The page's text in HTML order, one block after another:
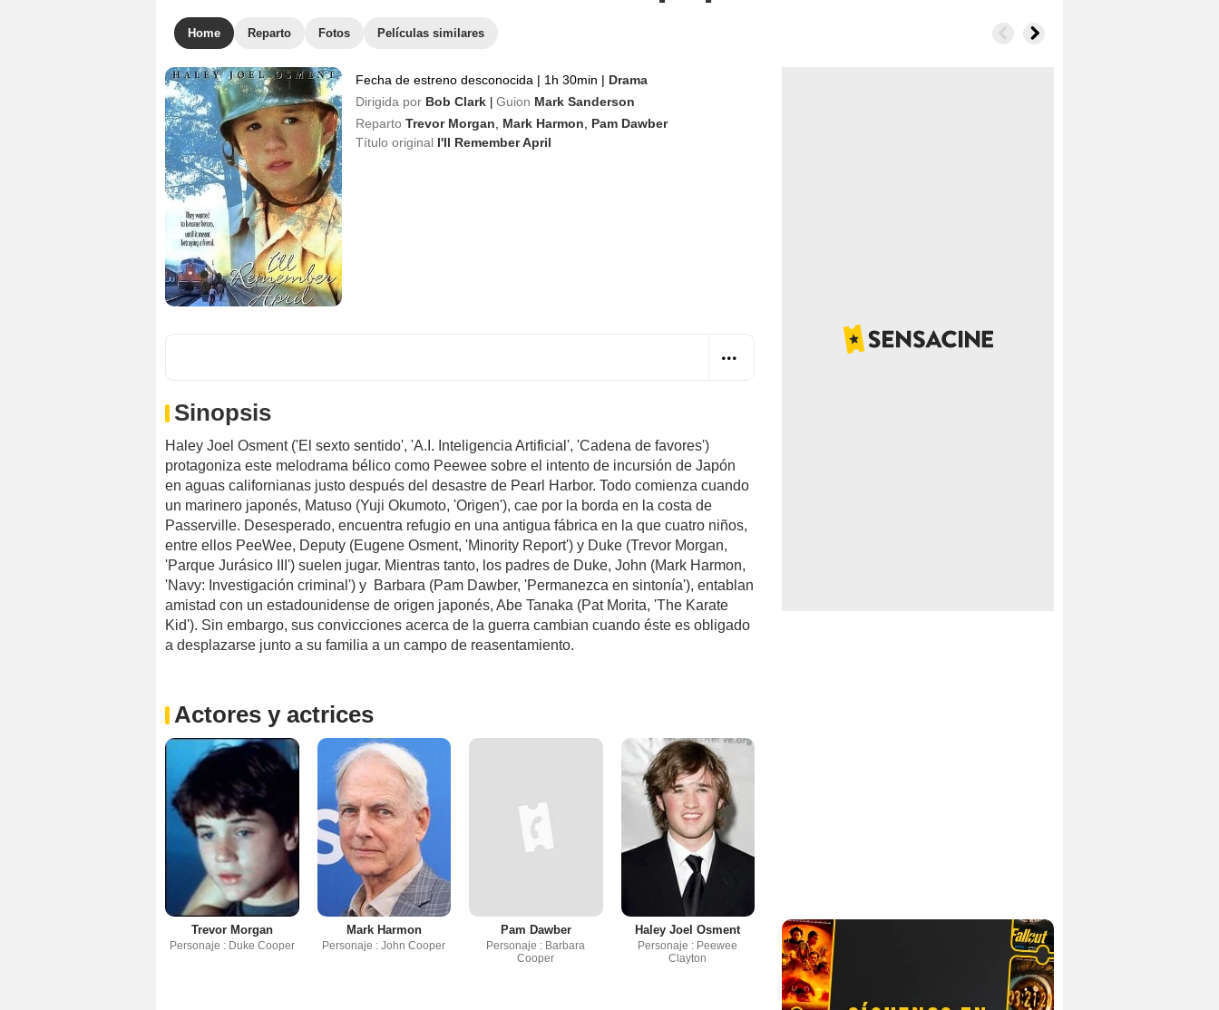
Home Reparto Fotos Películas similares
Fecha de estreno desconocida | 1h 30min | Drama
Dirigida por Bob Clark Guion Mark Sanderson
Reparto Trevor Morgan Mark Harmon
Pam Dawber
Título original I'll Remember April
Sinopsis
Haley Joel Osment ('El sexto sentido', 'A.I. Inteligencia Artificial', 'Cadena de favores')
protagoniza este melodrama bélico como Peewee sobre el intento de incursión de Japón
en aguas californianas justo después del desastre de Pearl Harbor. Todo comienza cuando
un marinero japonés, Matuso (Yuji Okumoto, 'Origen'), cae por la borda en la costa de
Passerville. Desesperado, encuentra refugio en una antigua fábrica en la que cuatro niños,
entre ellos PeeWee, Deputy (Eugene Osment, 'Minority Report') y Duke (Trevor Morgan,
'Parque Jurásico III') suelen jugar. Mientras tanto, los padres de Duke, John (Mark Harmon,
'Navy: Investigación criminal') y Barbara (Pam Dawber, 'Permanezca en sintonía'), entablan
amistad con un estadounidense de origen japonés, Abe Tanaka (Pat Morita, 'The Karate
Kid'). Sin embargo, sus convicciones acerca de la guerra cambian cuando éste es obligado
a desplazarse junto a su familia a un campo de reasentamiento.
Actores y actrices
Trevor Morgan
Personaje : Duke Cooper
Mark Harmon
Personaje : John Cooper
Pam Dawber
Personaje : Barbara
Cooper
Haley Joel Osment
Personaje : Peewee
Clayton